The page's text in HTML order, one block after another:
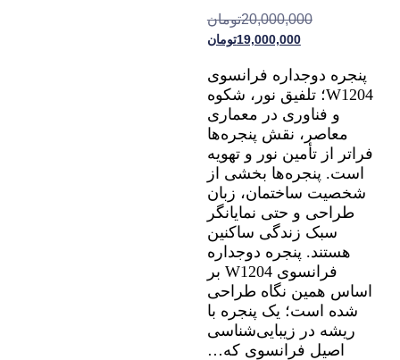
20,000,000تومان
19,000,000تومان
پنجره دوجداره فرانسوی
W1204؛ تلفیق نور، شکوه
و فناوری در معماری
معاصر، نقش پنجره‌ها
فراتر از تأمین نور و تهویه
است. پنجره‌ها بخشی از
شخصیت ساختمان، زبان
طراحی و حتی نمایانگر
سبک زندگی ساکنین
هستند. پنجره دوجداره
فرانسوی W1204 بر
اساس همین نگاه طراحی
شده است؛ یک پنجره با
ریشه در زیبایی‌شناسی
اصیل فرانسوی که…